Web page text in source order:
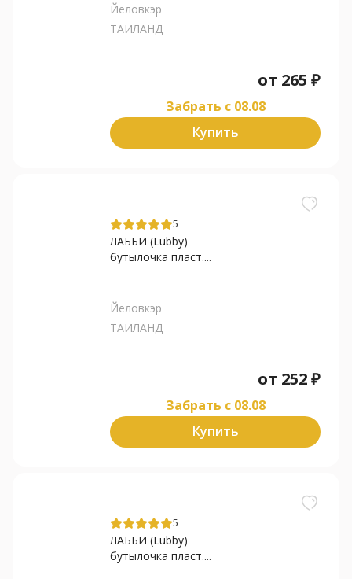
Йеловкэр
ТАИЛАНД
от 265 ₽
Забрать c 08.08
Купить
5
ЛАББИ (Lubby)
бутылочка пласт....
Йеловкэр
ТАИЛАНД
от 252₽
Забрать c 08.08
Купить
5
ЛАББИ (Lubby)
бутылочка пласт....